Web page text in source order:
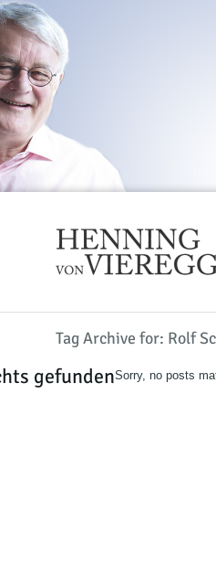
Tag Archive for: Rolf
gefundenSorry, no posts